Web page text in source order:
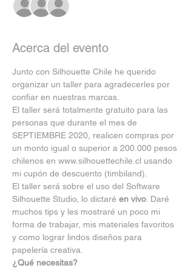
Acerca del evento
Junto con Silhouette Chile he querido
organizar un taller para agradecerles por
confiar en nuestras marcas.
El taller será totalmente gratuito para las
personas que durante el mes de
SEPTIEMBRE 2020, realicen compras por
un monto igual o superior a 200.000 pesos
chilenos en www.silhouettechile.cl usando
mi cupón de descuento (timbiland).
El taller será sobre el uso del Software
Silhouette Studio, lo dictaré en vivo . Daré
muchos tips y les mostraré un poco mi
forma de trabajar, mis materiales favoritos
y como lograr lindos diseños para
papelería creativa.
¿Qué necesitas?